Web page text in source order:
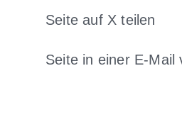
Seite auf X teilen
Öffnet sich in
Seite in einer E-Mail
Öffnet